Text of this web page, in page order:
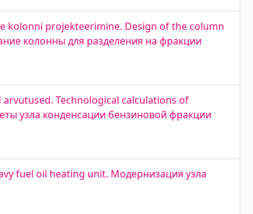
kolonni projekteerimine. Design of the column
колонны для разделения на фракции
Technological calculations of
узла конденсации бензиновой фракции
fuel oil heating unit. Модернизация узла